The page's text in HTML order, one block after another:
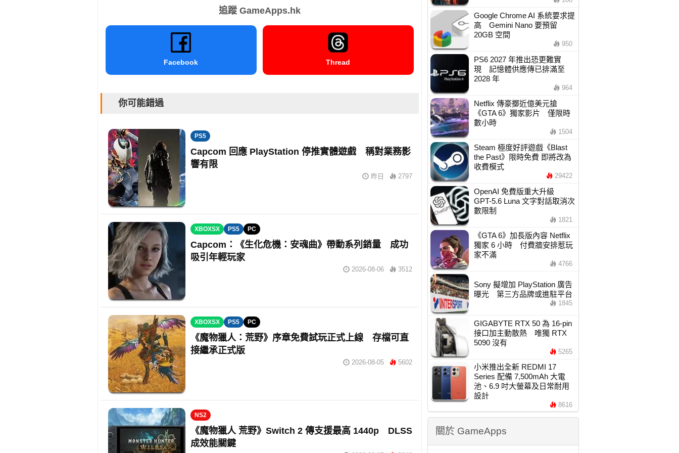
追蹤 GameApps.hk
Facebook Thread
你可能錯過
PS5
Capcom 回應 PlayStation 停推實體遊戲 稱對業務影
響有限
昨日 2797
XBOXSX PS5 PC
Capcom：《生化危機：安魂曲》帶動系列銷量 成功
吸引年輕玩家
2026-08-06 3512
XBOXSX PS5 PC
《魔物獵人：荒野》序章免費試玩正式上線 存檔可直
接繼承正式版
2026-08-05 5602
NS2
《魔物獵人 荒野》Switch 2 傳支援最高 1440p DLSS
成效能關鍵
Google Chrome AI 系統要求提
高 Gemini Nano 要預留
20GB 空間
950
PS6 2027 年推出恐更難實
現 記憶體供應傳已排滿至
2028 年
964
Netflix 傳豪擲近億美元搶
《GTA 6》獨家影片 僅限時
數小時
1504
Steam 極度好評遊戲《Blast
the Past》限時免費 即將改為
收費模式
29422
OpenAI 免費版重大升級
GPT-5.6 Luna 文字對話取消次
數限制
1821
《GTA 6》加長版內容 Netflix
獨家 6 小時 付費牆安排惹玩
家不滿
4766
Sony 擬增加 PlayStation 廣告
曝光 第三方品牌或進駐平台
1845
GIGABYTE RTX 50 為 16-pin
接口加主動散熱 唯獨 RTX
5090 沒有
5265
小米推出全新 REDMI 17
Series 配備 7,500mAh 大電
池、6.9 吋大螢幕及日常耐用
設計
8616
關於 GameApps